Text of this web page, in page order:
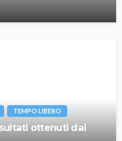
TEMPO LIBERO
ottenuti dai